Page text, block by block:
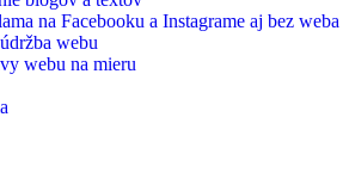
na Facebooku a Instagrame aj bez weba
webu
webu na mieru